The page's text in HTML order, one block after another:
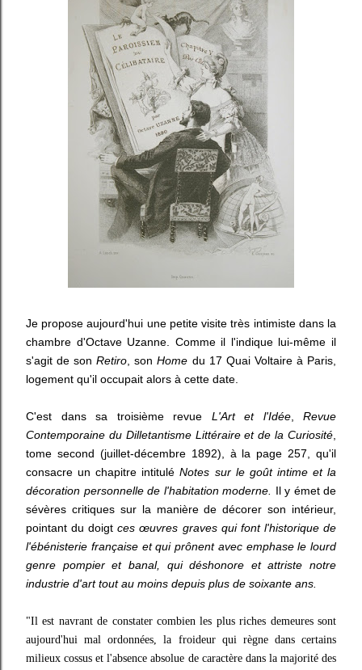
Je propose aujourd'hui une petite visite très intimiste dans la
chambre d'Octave Uzanne. Comme il l'indique lui-même il
s'agit de sonRetiro , sonHome du 17 Quai Voltaire à Paris,
logement qu'il occupait alors à cette date.
C'est dans sa troisième revue L'Art et l'Idée,
Revue
Contemporaine du Dilletantisme Littéraire et de la Curiosité
tome second (juillet-décembre 1892), à la page 257, qu'il
consacre un chapitre intituléNotes sur le goût intime et la
décoration personnelle de l'habitation moderne.
Il y émet de
sévères critiques sur la manière de décorer son intérieur,
pointant du doigtces œuvres graves qui font l'historique de
l'ébénisterie française et qui prônent avec emphase le lourd
genre pompier et banal, qui déshonore et attriste notre
industrie d'art tout au moins depuis plus de soixante ans.
"Il est navrant de constater combien les plus riches demeures sont
aujourd'hui mal ordonnées, la froideur qui règne dans certains
milieux cossus et l'absence absolue de caractère dans la majorité des